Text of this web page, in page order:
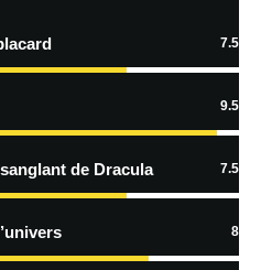
En savoir
7.5
9.5
de Dracula 7.5
8